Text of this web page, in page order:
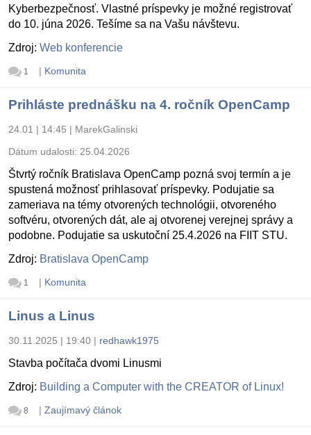
Kyberbezpečnosť. Vlastné príspevky je možné registrovať
do 10. júna 2026. Tešíme sa na Vašu návštevu.
Zdroj: Web konferencie
1 | Komunita
Prihláste prednášku na 4. ročník OpenCamp
24.01 | 14:45 | MarekGalinski
Dátum udalosti: 25.04.2026
Štvrtý ročník Bratislava OpenCamp pozná svoj termín a je
spustená možnosť prihlasovať príspevky. Podujatie sa
zameriava na témy otvorených technológii, otvoreného
softvéru, otvorených dát, ale aj otvorenej verejnej správy a
podobne. Podujatie sa uskutoční 25.4.2026 na FIIT STU.
Zdroj: Bratislava OpenCamp
1 | Komunita
Linus a Linus
30.11.2025 | 19:40 | redhawk1975
Stavba počítača dvomi Linusmi
Zdroj: Building a Computer with the CREATOR of Linux!
8 | Zaujímavý článok